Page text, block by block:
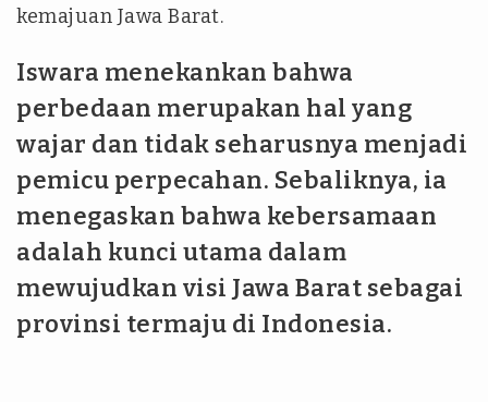
kemajuan Jawa Barat.
Iswara menekankan bahwa
perbedaan merupakan hal yang
wajar dan tidak seharusnya menjadi
pemicu perpecahan. Sebaliknya, ia
menegaskan bahwa kebersamaan
adalah kunci utama dalam
mewujudkan visi Jawa Barat sebagai
provinsi termaju di Indonesia.